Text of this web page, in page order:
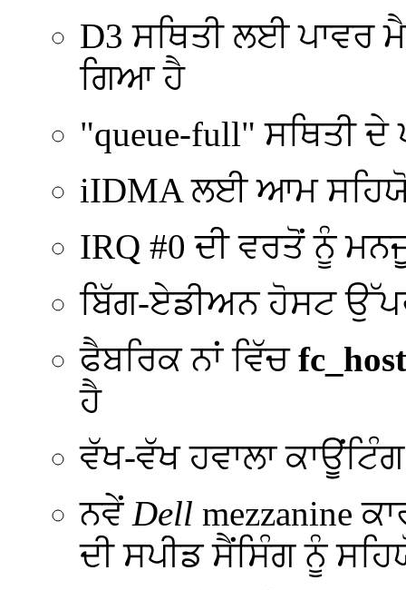
D3 ਸਥਿਤੀ ਲਈ ਪਾਵਰ
ਗਿਆ ਹੈ
"queue-full" ਸਥਿਤੀ
iIDMA ਲਈ ਆਮ
IRQ #0 ਦੀ ਵਰਤੋਂ ਨੂੰ
ਬਿੱਗ-ਏਡੀਅਨ ਹੋਸਟ
ਫੈਬਰਿਕ ਨਾਂ ਵਿੱਚfc_host
ਹੈ
ਵੱਖ-ਵੱਖ ਹਵਾਲਾ
ਨਵੇਂ Dell mezzanine
ਦੀ ਸਪੀਡ ਸੈਂਸਿੰਗ ਨੂੰ